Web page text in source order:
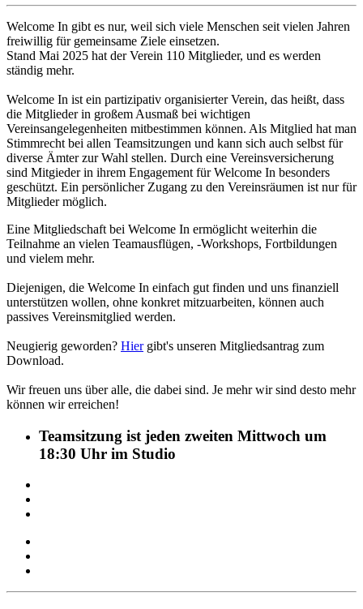
Welcome In gibt es nur, weil sich viele Menschen seit vielen Jahren
freiwillig für gemeinsame Ziele einsetzen.
Stand Mai 2025 hat der Verein 110 Mitglieder, und es werden
ständig mehr.
Welcome In ist ein partizipativ organisierter Verein, das heißt, dass
die Mitglieder in großem Ausmaß bei wichtigen
Vereinsangelegenheiten mitbestimmen können. Als Mitglied hat man
Stimmrecht bei allen Teamsitzungen und kann sich auch selbst für
diverse Ämter zur Wahl stellen. Durch eine Vereinsversicherung
sind Mitgieder in ihrem Engagement für Welcome In besonders
geschützt. Ein persönlicher Zugang zu den Vereinsräumen ist nur für
Mitglieder möglich.
Eine Mitgliedschaft bei Welcome In ermöglicht weiterhin die
Teilnahme an vielen Teamausflügen, -Workshops, Fortbildungen
und vielem mehr.
Diejenigen, die Welcome In einfach gut finden und uns finanziell
unterstützen wollen, ohne konkret mitzuarbeiten, können auch
passives Vereinsmitglied werden.
Neugierig geworden? Hiergibt's unseren Mitgliedsantrag zum
Download.
Wir freuen uns über alle, die dabei sind. Je mehr wir sind desto mehr
können wir erreichen!
Teamsitzung ist jeden zweiten Mittwoch um
18:30 Uhr im Studio